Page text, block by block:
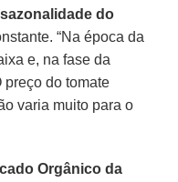
sazonalidade do
“Na época da
e, na fase da
preço do tomate
varia muito para o
Orgânico da